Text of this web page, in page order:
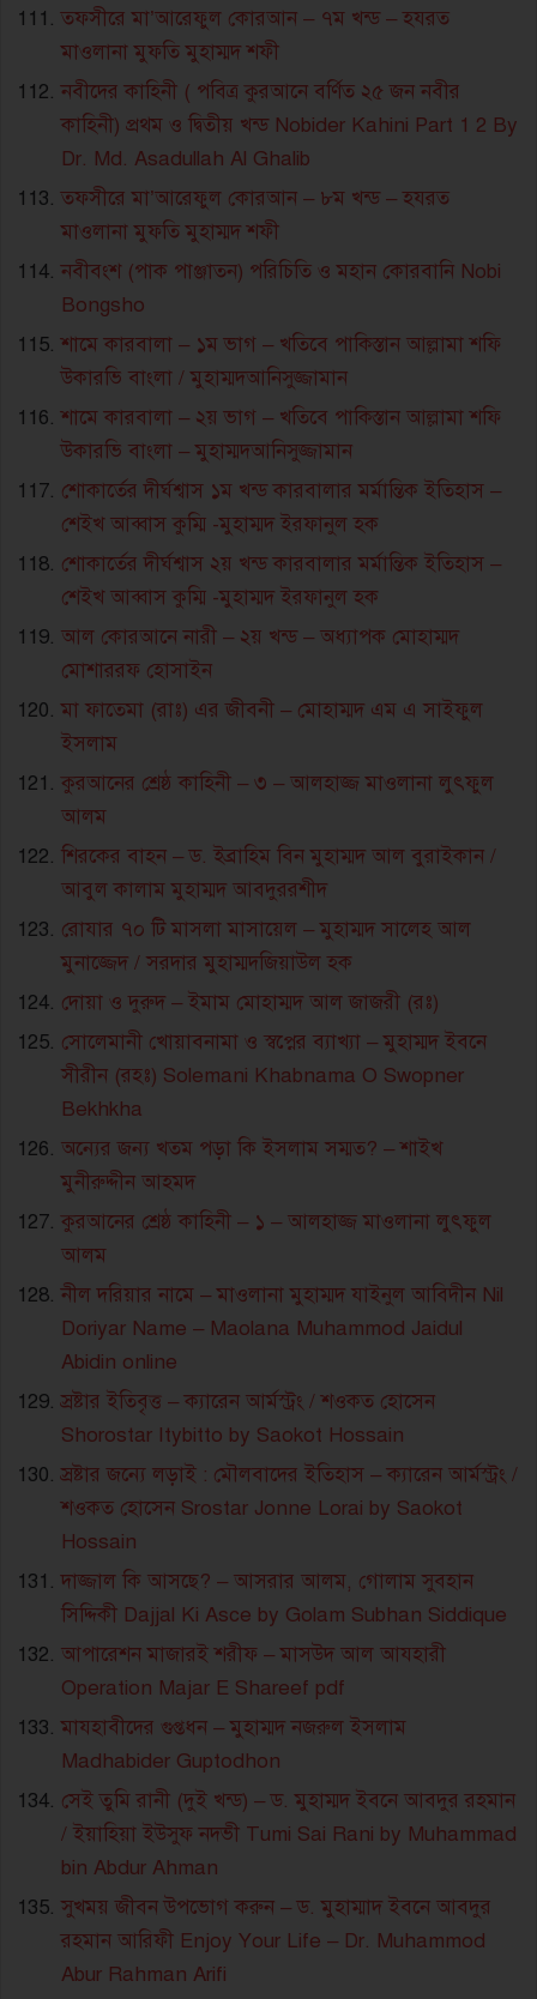
তফসীরে মা’আরেফুল কোরআন – ৭ম খন্ড – হযরত
মাওলানা মুফতি মুহাম্মদ শফী
নবীদের কাহিনী ( পবিত্র কুরআনে বর্ণিত ২৫ জন নবীর
কাহিনী) প্রথম ও দ্বিতীয় খন্ড Nobider Kahini Part 1 2 By
Dr. Md. Asadullah Al Ghalib
তফসীরে মা’আরেফুল কোরআন – ৮ম খন্ড – হযরত
মাওলানা মুফতি মুহাম্মদ শফী
নবীবংশ (পাক পাঞ্জাতন) পরিচিতি ও মহান কোরবানি Nobi
Bongsho
শামে কারবালা – ১ম ভাগ – খতিবে পাকিস্তান আল্লামা শফি
উকারভি বাংলা / মুহাম্মদআনিসুজ্জামান
শামে কারবালা – ২য় ভাগ – খতিবে পাকিস্তান আল্লামা শফি
উকারভি বাংলা – মুহাম্মদআনিসুজ্জামান
শোকার্তের দীর্ঘশ্বাস ১ম খন্ড কারবালার মর্মান্তিক ইতিহাস –
শেইখ আব্বাস কুম্মি -মুহাম্মদ ইরফানুল হক
শোকার্তের দীর্ঘশ্বাস ২য় খন্ড কারবালার মর্মান্তিক ইতিহাস –
শেইখ আব্বাস কুম্মি -মুহাম্মদ ইরফানুল হক
আল কোরআনে নারী – ২য় খন্ড – অধ্যাপক মোহাম্মদ
মোশাররফ হোসাইন
মা ফাতেমা (রাঃ) এর জীবনী – মোহাম্মদ এম এ সাইফুল
ইসলাম
কুরআনের শ্রেষ্ঠ কাহিনী – ৩ – আলহাজ্জ মাওলানা লুৎফুল
আলম
শিরকের বাহন – ড. ইব্রাহিম বিন মুহাম্মদ আল বুরাইকান /
আবুল কালাম মুহাম্মদ আবদুররশীদ
রোযার ৭০ টি মাসলা মাসায়েল – মুহাম্মদ সালেহ আল
মুনাজ্জেদ / সরদার মুহাম্মদজিয়াউল হক
দোয়া ও দুরুদ – ইমাম মোহাম্মদ আল জাজরী (রঃ)
সোলেমানী খোয়াবনামা ও স্বপ্নের ব্যাখ্যা – মুহাম্মদ ইবনে
সীরীন (রহঃ) Solemani Khabnama O Swopner
Bekhkha
অন্যের জন্য খতম পড়া কি ইসলাম সম্মত? – শাইখ
মুনীরুদ্দীন আহমদ
কুরআনের শ্রেষ্ঠ কাহিনী – ১ – আলহাজ্জ মাওলানা লুৎফুল
আলম
নীল দরিয়ার নামে – মাওলানা মুহাম্মদ যাইনুল আবিদীন Nil
Doriyar Name – Maolana Muhammod Jaidul
Abidin online
স্রষ্টার ইতিবৃত্ত – ক্যারেন আর্মস্ট্রং / শওকত হোসেন
Shorostar Itybitto by Saokot Hossain
স্রষ্টার জন্যে লড়াই : মৌলবাদের ইতিহাস – ক্যারেন আর্মস্ট্রং /
শওকত হোসেন Srostar Jonne Lorai by Saokot
Hossain
দাজ্জাল কি আসছে? – আসরার আলম, গোলাম সুবহান
সিদ্দিকী Dajjal Ki Asce by Golam Subhan Siddique
আপারেশন মাজারই শরীফ – মাসউদ আল আযহারী
Operation Majar E Shareef pdf
মাযহাবীদের গুপ্তধন – মুহাম্মদ নজরুল ইসলাম
Madhabider Guptodhon
সেই তুমি রানী (দুই খন্ড) – ড. মুহাম্মদ ইবনে আবদুর রহমান
/ ইয়াহিয়া ইউসুফ নদভী Tumi Sai Rani by Muhammad
bin Abdur Ahman
সুখময় জীবন উপভোগ করুন – ড. মুহাম্মাদ ইবনে আবদুর
রহমান আরিফী Enjoy Your Life – Dr. Muhammod
Abur Rahman Arifi